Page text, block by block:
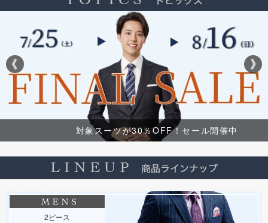
対象スーツが30％OFF！セール開催中
2ピース